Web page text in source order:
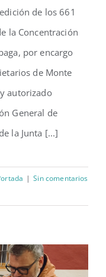
de la
de los 661
la Concentración
por encargo
de Monte
autorizado
General de
la Junta [...]
| Sin comentarios